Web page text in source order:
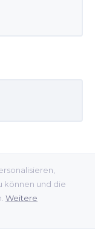
können und die
Weitere